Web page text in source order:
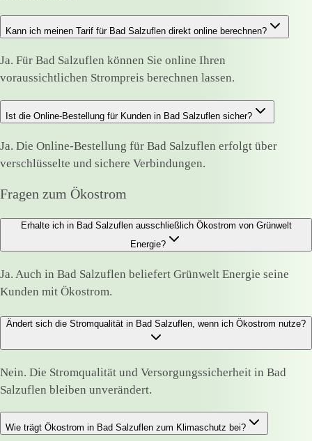
Kann ich meinen Tarif für Bad Salzuflen direkt online berechnen?
Ja. Für Bad Salzuflen können Sie online Ihren
voraussichtlichen Strompreis berechnen lassen.
Ist die Online-Bestellung für Kunden in Bad Salzuflen sicher?
Ja. Die Online-Bestellung für Bad Salzuflen erfolgt über
verschlüsselte und sichere Verbindungen.
Fragen zum Ökostrom
Erhalte ich in Bad Salzuflen ausschließlich Ökostrom von Grünwelt
Energie?
Ja. Auch in Bad Salzuflen beliefert Grünwelt Energie seine
Kunden mit Ökostrom.
Ändert sich die Stromqualität in Bad Salzuflen, wenn ich Ökostrom nutze?
Nein. Die Stromqualität und Versorgungssicherheit in Bad
Salzuflen bleiben unverändert.
Wie trägt Ökostrom in Bad Salzuflen zum Klimaschutz bei?